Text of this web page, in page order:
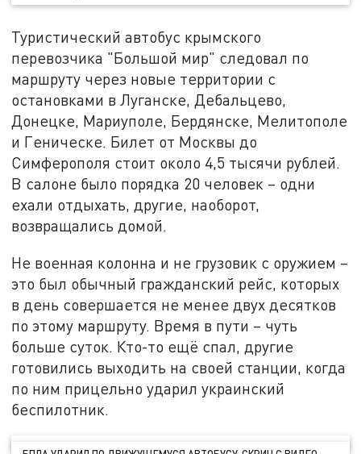
Туристический автобус крымского
перевозчика "Большой мир" следовал по
маршруту через новые территории с
остановками в Луганске, Дебальцево,
Донецке, Мариуполе, Бердянске, Мелитополе
и Геническе. Билет от Москвы до
Симферополя стоит около 4,5 тысячи рублей.
В салоне было порядка 20 человек – одни
ехали отдыхать, другие, наоборот,
возвращались домой.
Не военная колонна и не грузовик с оружием –
это был обычный гражданский рейс, которых
в день совершается не менее двух десятков
по этому маршруту. Время в пути – чуть
больше суток. Кто-то ещё спал, другие
готовились выходить на своей станции, когда
по ним прицельно ударил украинский
беспилотник.